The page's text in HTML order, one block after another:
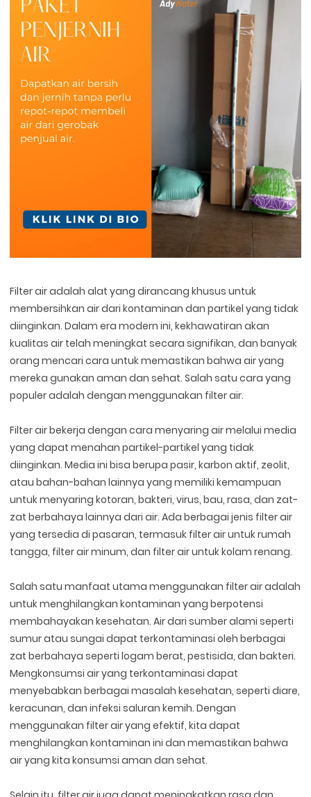
Filter air adalah alat yang dirancang khusus untuk
membersihkan air dari kontaminan dan partikel yang tidak
diinginkan. Dalam era modern ini, kekhawatiran akan
kualitas air telah meningkat secara signifikan, dan banyak
orang mencari cara untuk memastikan bahwa air yang
mereka gunakan aman dan sehat. Salah satu cara yang
populer adalah dengan menggunakan filter air.
Filter air bekerja dengan cara menyaring air melalui media
yang dapat menahan partikel-partikel yang tidak
diinginkan. Media ini bisa berupa pasir, karbon aktif, zeolit,
atau bahan-bahan lainnya yang memiliki kemampuan
untuk menyaring kotoran, bakteri, virus, bau, rasa, dan zat-
zat berbahaya lainnya dari air. Ada berbagai jenis filter air
yang tersedia di pasaran, termasuk filter air untuk rumah
tangga, filter air minum, dan filter air untuk kolam renang.
Salah satu manfaat utama menggunakan filter air adalah
untuk menghilangkan kontaminan yang berpotensi
membahayakan kesehatan. Air dari sumber alami seperti
sumur atau sungai dapat terkontaminasi oleh berbagai
zat berbahaya seperti logam berat, pestisida, dan bakteri.
Mengkonsumsi air yang terkontaminasi dapat
menyebabkan berbagai masalah kesehatan, seperti diare,
keracunan, dan infeksi saluran kemih. Dengan
menggunakan filter air yang efektif, kita dapat
menghilangkan kontaminan ini dan memastikan bahwa
air yang kita konsumsi aman dan sehat.